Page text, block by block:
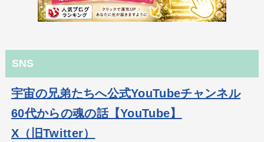
SNS
宇宙の兄弟たちへ公式YouTubeチャンネル
60代からの魂の話【YouTube】
X（旧Twitter）